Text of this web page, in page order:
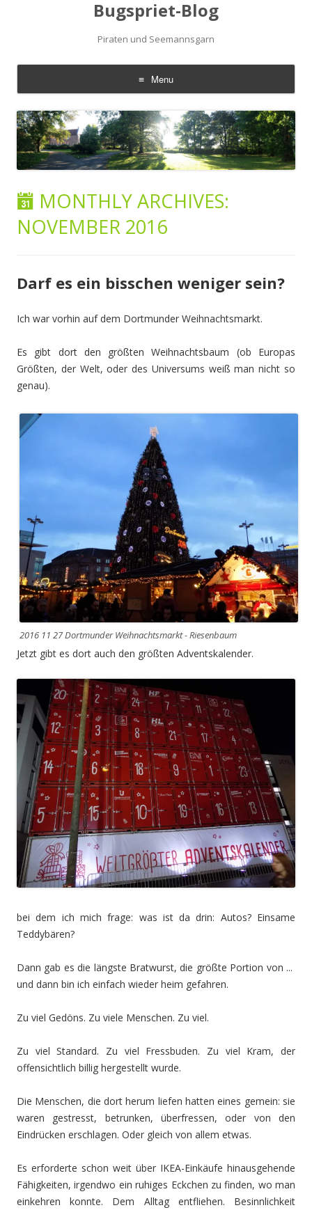
Bugspriet-Blog
Piraten und Seemannsgarn
Menu
Skip
to
content
MONTHLY ARCHIVES:
NOVEMBER 2016
Darf es ein bisschen weniger sein?
Ich war vorhin auf dem Dortmunder Weihnachtsmarkt.
Es gibt dort den größten Weihnachtsbaum (ob Europas
Größten, der Welt, oder des Universums weiß man nicht so
genau).
2016 11 27 Dortmunder Weihnachtsmarkt - Riesenbaum
Jetzt gibt es dort auch den größten Adventskalender.
bei dem ich mich frage: was ist da drin: Autos? Einsame
Teddybären?
Dann gab es die längste Bratwurst, die größte Portion von ...
und dann bin ich einfach wieder heim gefahren.
Zu viel Gedöns. Zu viele Menschen. Zu viel.
Zu viel Standard. Zu viel Fressbuden. Zu viel Kram, der
offensichtlich billig hergestellt wurde.
Die Menschen, die dort herum liefen hatten eines gemein: sie
waren gestresst, betrunken, überfressen, oder von den
Eindrücken erschlagen. Oder gleich von allem etwas.
Es erforderte schon weit über IKEA-Einkäufe hinausgehende
Fähigkeiten, irgendwo ein ruhiges Eckchen zu finden, wo man
einkehren konnte. Dem Alltag entfliehen. Besinnlichkeit